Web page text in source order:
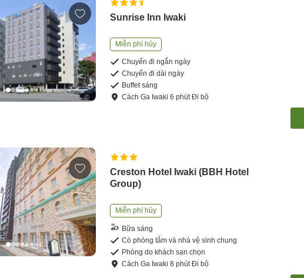
Sunrise Inn Iwaki
Miễn phí hủy
Chuyến đi ngắn ngày
Chuyến đi dài ngày
Buffet sáng
CáchGa Iwaki6 phútĐi bộ
Creston Hotel Iwaki (BBH Hotel
Group)
Miễn phí hủy
Bữa sáng
Có phòng tắm và nhà vệ sinh chung
Phòng do khách sạn chọn
CáchGa Iwaki8 phútĐi bộ